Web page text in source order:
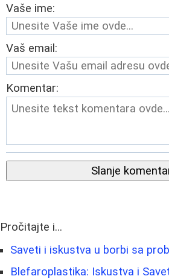
Vaše ime:
Vaš email:
Komentar:
Slanje
Pročitajte i...
Saveti i iskustva u borbi sa
Blefaroplastika: Iskustva i